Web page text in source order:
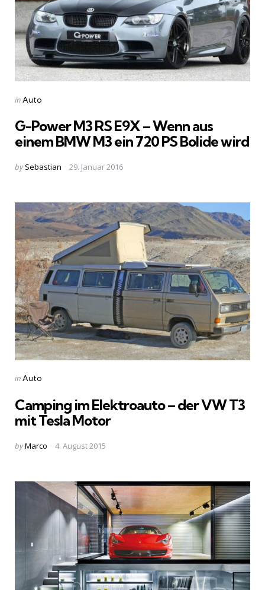
Categories
Posted
inAuto
G-Power M3 RS E9X – Wenn aus
einem BMW M3 ein 720 PS Bolide wird
Posted
by Sebastian 29. Januar 2016
Categories
Posted
inAuto
Camping im Elektroauto – der VW T3
mit Tesla Motor
Posted
byMarco 4. August 2015